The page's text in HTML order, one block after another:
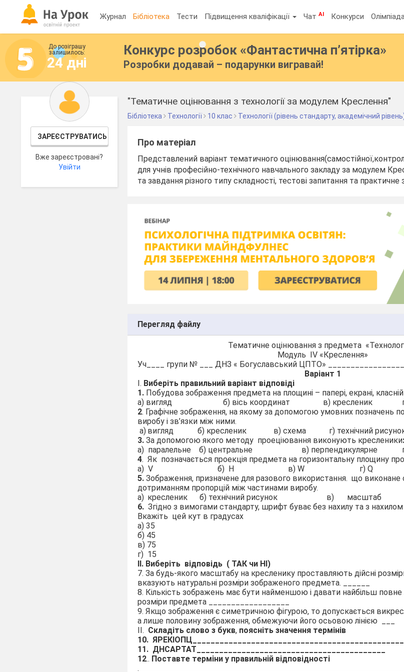
Журнал Бібліотека Тести Підвищення кваліфікації ЧатAI Конкурси Олімпіада
До розіграшу
залишилось:
24 дні
Конкурс розробок «Фантастична п’ятірка»
Розробки додавай – подарунки вигравай!
ЗАРЕЄСТРУВАТИСЬ
Вже зареєстровані?
Увійти
"Тематичне оцінювання з технології за модулем Креслення"
Бібліотека Технології 10 клас Технології (рівень стандарту, академічний
Про матеріал
Представлений варіант тематичного
для учнів професійно-технічного навчального закладу за модулем
та завдання різного типу складності, тестові запитання та практичне
Перегляд файлу
Тематичне оцінювання з предмета
Модуль ІV «Креслення»
Уч____ групи № ___ ДНЗ « Богуславський ЦПТО»
Варіант 1
І. Виберіть правильний варіант відповіді
1. Побудова зображення предмета на площині – папері, екрані,
а) вигляд б) вісь координат в) кресленик
2. Графічне зображення, на якому за допомогою умовних позначень
виробу і зв’язки між ними.
а) вигляд б) кресленик в) схема
г) технічний
3.За допомогою якого методу проеціювання виконують кресленики:
а) паралельне б) центральне в) перпендикулярне
4. Як позначається проекція предмета на горизонтальну площину
а) V б) H в) W
г) Q
5. Зображення, призначене для разового використання. що виконане
дотриманням пропорцій між частинами виробу.
а) кресленик б) технічний рисунок в) масштаб
6. Згідно з вимогами стандарту, шрифт буває без нахилу та з
Вкажіть цей кут в градусах
а) 35
б) 45
в) 75
г) 15
ІІ. Виберіть відповідь ( ТАК чи НІ)
7. За будь-якого масштабу на кресленику проставляють дійсні
вказують натуральні розміри зображеного предмета. ______
8. Кількість зображень має бути найменшою і давати найбільш
розміри предмета __________________
9. Якщо зображення є симетричною фігурою, то допускається
а лише половину зображення, обмежуючи його осьовою лінією ___
ІІ. Складіть слово з букв, поясніть значення термінів
10.
11. ДНСАРТАТ__________________________________________
12.. Поставте терміни у правильній відповідності
.